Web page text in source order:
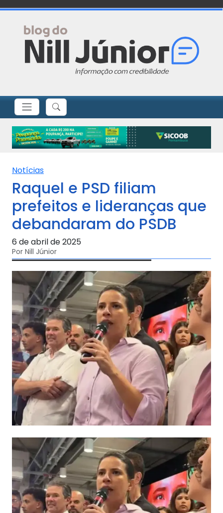
Notícias
Raquel e PSD filiam
prefeitos e lideranças que
debandaram do PSDB
6 de abril de 2025
Por Nill Júnior